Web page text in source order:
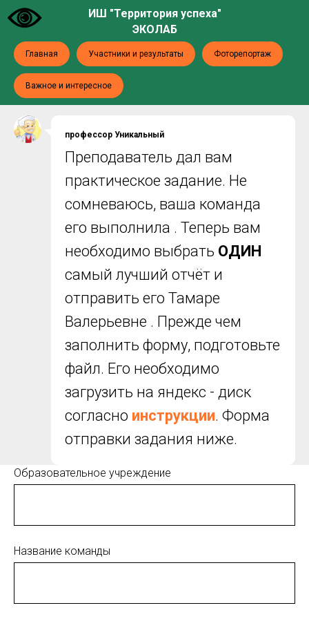
ИШ "Территория успеха"
ЭКОЛАБ
Главная Участники и результаты Фоторепортаж
Важное и интересное
профессор Уникальный
Преподаватель дал вам
практическое задание. Не
сомневаюсь, ваша команда
его выполнила . Теперь вам
необходимо выбрать ОДИН
самый лучший отчёт и
отправить его Тамаре
Валерьевне . Прежде чем
заполнить форму, подготовьте
файл. Его необходимо
загрузить на яндекс - диск
согласно инструкции. Форма
отправки задания ниже.
Образовательное учреждение
Название команды